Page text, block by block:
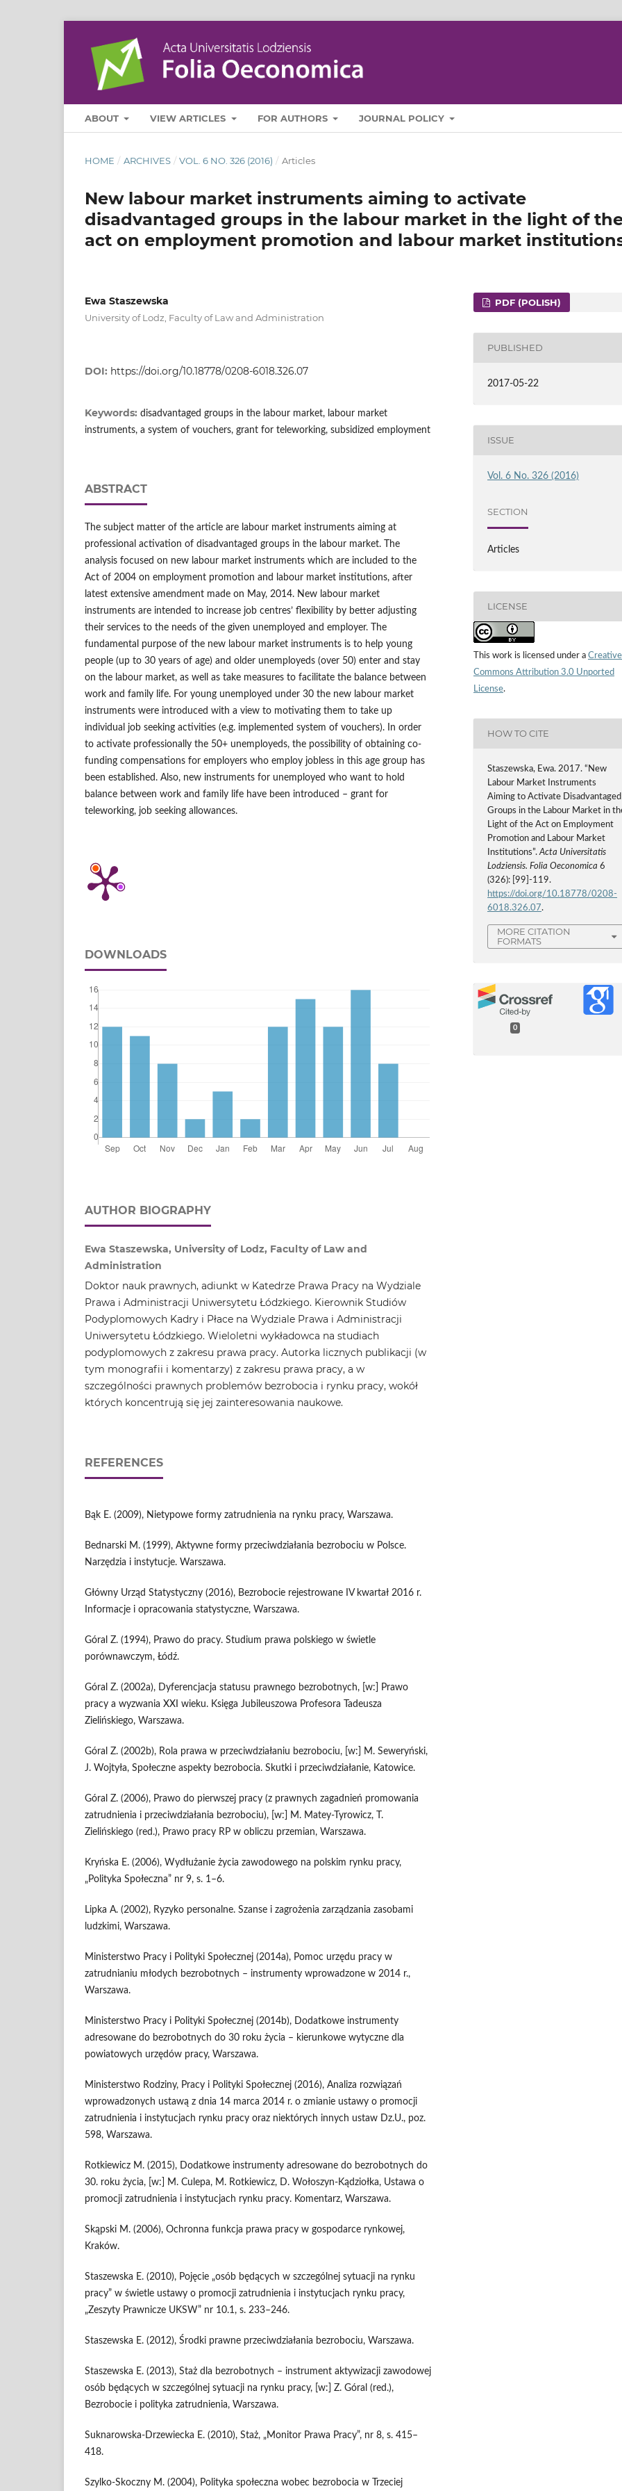
ABOUT VIEW ARTICLES FOR AUTHORS JOURNAL POLICY
HOME / ARCHIVES / VOL. 6 NO. 326 (2016) / Articles
New labour market instruments aiming to activate
disadvantaged groups in the labour market in the light of
act on employment promotion and labour market
Ewa Staszewska
University of Lodz, Faculty of Law and Administration
DOI: https://doi.org/10.18778/0208-6018.326.07
Keywords: disadvantaged groups in the labour market, labour market
instruments, a system of vouchers, grant for teleworking, subsidized employment
ABSTRACT
The subject matter of the article are labour market instruments aiming at
professional activation of disadvantaged groups in the labour market. The
analysis focused on new labour market instruments which are included to the
Act of 2004 on employment promotion and labour market institutions, after
latest extensive amendment made on May, 2014. New labour market
instruments are intended to increase job centres’ flexibility by better adjusting
their services to the needs of the given unemployed and employer. The
fundamental purpose of the new labour market instruments is to help young
people (up to 30 years of age) and older unemployeds (over 50) enter and stay
on the labour market, as well as take measures to facilitate the balance between
work and family life. For young unemployed under 30 the new labour market
instruments were introduced with a view to motivating them to take up
individual job seeking activities (e.g. implemented system of vouchers). In order
to activate professionally the 50+ unemployeds, the possibility of obtaining co-
funding compensations for employers who employ jobless in this age group has
been established. Also, new instruments for unemployed who want to hold
balance between work and family life have been introduced – grant for
teleworking, job seeking allowances.
DOWNLOADS
AUTHOR BIOGRAPHY
Ewa Staszewska, University of Lodz, Faculty of Law and
Administration
Doktor nauk prawnych, adiunkt w Katedrze Prawa Pracy na Wydziale
Prawa i Administracji Uniwersytetu Łódzkiego. Kierownik Studiów
Podyplomowych Kadry i Płace na Wydziale Prawa i Administracji
Uniwersytetu Łódzkiego. Wieloletni wykładowca na studiach
podyplomowych z zakresu prawa pracy. Autorka licznych publikacji (w
tym monografii i komentarzy) z zakresu prawa pracy, a w
szczególności prawnych problemów bezrobocia i rynku pracy, wokół
których koncentrują się jej zainteresowania naukowe.
REFERENCES
Bąk E. (2009), Nietypowe formy zatrudnienia na rynku pracy, Warszawa.
Bednarski M. (1999), Aktywne formy przeciwdziałania bezrobociu w Polsce.
Narzędzia i instytucje. Warszawa.
Główny Urząd Statystyczny (2016), Bezrobocie rejestrowane IV kwartał 2016 r.
Informacje i opracowania statystyczne, Warszawa.
Góral Z. (1994), Prawo do pracy. Studium prawa polskiego w świetle
porównawczym, Łódź.
Góral Z. (2002a), Dyferencjacja statusu prawnego bezrobotnych, [w:] Prawo
pracy a wyzwania XXI wieku. Księga Jubileuszowa Profesora Tadeusza
Zielińskiego, Warszawa.
Góral Z. (2002b), Rola prawa w przeciwdziałaniu bezrobociu, [w:] M. Seweryński,
J. Wojtyła, Społeczne aspekty bezrobocia. Skutki i przeciwdziałanie, Katowice.
Góral Z. (2006), Prawo do pierwszej pracy (z prawnych zagadnień promowania
zatrudnienia i przeciwdziałania bezrobociu), [w:] M. Matey-Tyrowicz, T.
Zielińskiego (red.), Prawo pracy RP w obliczu przemian, Warszawa.
Kryńska E. (2006), Wydłużanie życia zawodowego na polskim rynku pracy,
„Polityka Społeczna” nr 9, s. 1–6.
Lipka A. (2002), Ryzyko personalne. Szanse i zagrożenia zarządzania zasobami
ludzkimi, Warszawa.
Ministerstwo Pracy i Polityki Społecznej (2014a), Pomoc urzędu pracy w
zatrudnianiu młodych bezrobotnych – instrumenty wprowadzone w 2014 r.,
Warszawa.
Ministerstwo Pracy i Polityki Społecznej (2014b), Dodatkowe instrumenty
adresowane do bezrobotnych do 30 roku życia – kierunkowe wytyczne dla
powiatowych urzędów pracy, Warszawa.
Ministerstwo Rodziny, Pracy i Polityki Społecznej (2016), Analiza rozwiązań
wprowadzonych ustawą z dnia 14 marca 2014 r. o zmianie ustawy o promocji
zatrudnienia i instytucjach rynku pracy oraz niektórych innych ustaw Dz.U., poz.
598, Warszawa.
Rotkiewicz M. (2015), Dodatkowe instrumenty adresowane do bezrobotnych do
30. roku życia, [w:] M. Culepa, M. Rotkiewicz, D. Wołoszyn-Kądziołka, Ustawa o
promocji zatrudnienia i instytucjach rynku pracy. Komentarz, Warszawa.
Skąpski M. (2006), Ochronna funkcja prawa pracy w gospodarce rynkowej,
Kraków.
Staszewska E. (2010), Pojęcie „osób będących w szczególnej sytuacji na rynku
pracy” w świetle ustawy o promocji zatrudnienia i instytucjach rynku pracy,
„Zeszyty Prawnicze UKSW” nr 10.1, s. 233–246.
Staszewska E. (2012), Środki prawne przeciwdziałania bezrobociu, Warszawa.
Staszewska E. (2013), Staż dla bezrobotnych – instrument aktywizacji zawodowej
osób będących w szczególnej sytuacji na rynku pracy, [w:] Z. Góral (red.),
Bezrobocie i polityka zatrudnienia, Warszawa.
Suknarowska-Drzewiecka E. (2010), Staż, „Monitor Prawa Pracy”, nr 8, s. 415–
418.
Szylko-Skoczny M. (2004), Polityka społeczna wobec bezrobocia w Trzeciej
PDF (POLISH)
PUBLISHED
2017-05-22
ISSUE
Vol. 6 No. 326 (2016)
SECTION
Articles
LICENSE
This work is licensed under a Creative
Commons Attribution 3.0 Unported
License.
HOW TO CITE
Staszewska, Ewa. 2017. “New
Labour Market Instruments
Aiming to Activate Disadvantaged
Groups in the Labour Market in
Light of the Act on Employment
Promotion and Labour Market
Institutions”.Acta Universitatis
Lodziensis. Folia Oeconomica 6
(326): [99]-119.
https://doi.org/10.18778/0208-
6018.326.07.
MORE CITATION
FORMATS
0